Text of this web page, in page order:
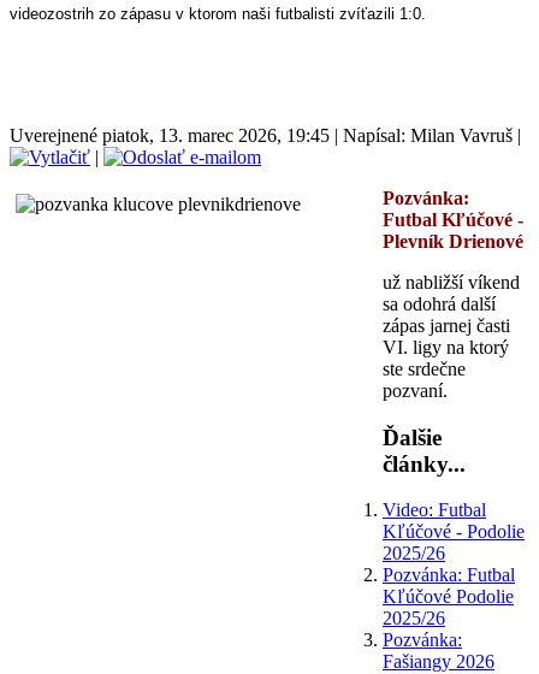
videozostrih zo zápasu v ktorom naši futbalisti zvíťazili 1:0.
Uverejnené piatok, 13. marec 2026, 19:45 | Napísal: Milan Vavruš |
|
Pozvánka:
Futbal Kľúčové -
Plevník Drienové
už nabližší víkend
sa odohrá další
zápas jarnej časti
VI. ligy na ktorý
ste srdečne
pozvaní.
Ďalšie
články...
Video: Futbal
Kľúčové - Podolie
2025/26
Pozvánka: Futbal
Kľúčové Podolie
2025/26
Pozvánka:
Fašiangy 2026